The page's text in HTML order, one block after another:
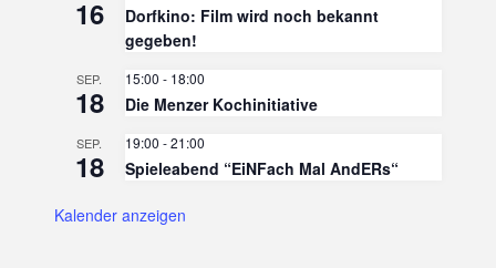
16
Dorfkino: Film wird noch bekannt
gegeben!
SEP.
18
15:00 - 18:00
Die Menzer Kochinitiative
SEP.
18
19:00 -21:00
Spieleabend “EiNFach Mal AndERs“
Kalender anzeigen